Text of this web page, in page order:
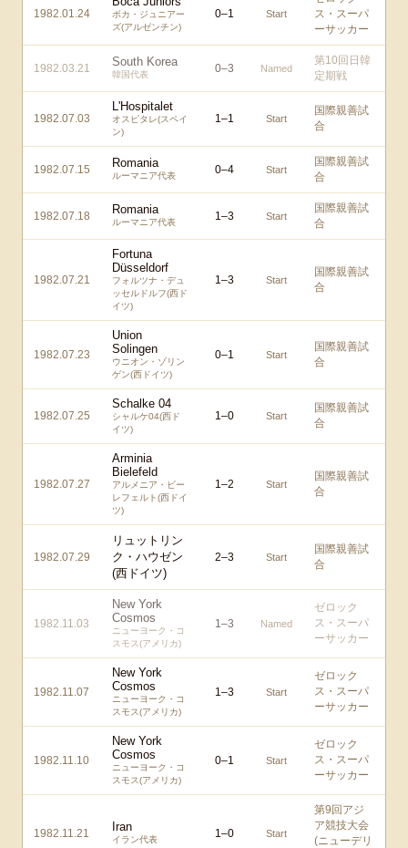
1982.01.24
ボカ・ジュニアー
ズ(アルゼンチン)
0–1 Start
ス・スーパ
ーサッカー
1982.03.21 South Korea
韓国代表 0–3 Named
第10回日韓
定期戦
1982.07.03
L'Hospitalet
オスピタレ(スペイ
ン)
1–1 Start
国際親善試
合
1982.07.15 Romania
ルーマニア代表 0–4 Start
国際親善試
合
1982.07.18 Romania
ルーマニア代表 1–3 Start
国際親善試
合
1982.07.21
Fortuna
Düsseldorf
フォルツナ・デュ
ッセルドルフ(西ド
イツ)
1–3 Start
国際親善試
合
1982.07.23
Union
Solingen
ウニオン・ゾリン
ゲン(西ドイツ)
0–1 Start
国際親善試
合
1982.07.25
Schalke 04
シャルケ04(西ド
イツ)
1–0 Start
国際親善試
合
1982.07.27
Arminia
Bielefeld
アルメニア・ビー
レフェルト(西ドイ
ツ)
1–2 Start
国際親善試
合
1982.07.29
リュットリン
ク・ハウゼン
(西ドイツ)
2–3 Start
国際親善試
合
1982.11.03
New York
Cosmos
ニューヨーク・コ
スモス(アメリカ)
1–3 Named
ゼロック
ス・スーパ
ーサッカー
1982.11.07
New York
Cosmos
ニューヨーク・コ
スモス(アメリカ)
1–3 Start
ゼロック
ス・スーパ
ーサッカー
1982.11.10
New York
Cosmos
ニューヨーク・コ
スモス(アメリカ)
0–1 Start
ゼロック
ス・スーパ
ーサッカー
1982.11.21 Iran
イラン代表 1–0 Start
第9回アジ
ア競技大会
(ニューデリ